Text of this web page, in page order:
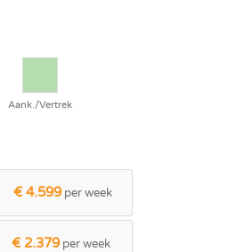
Aank./Vertrek
€ 4.599per week
€ 2.379per week